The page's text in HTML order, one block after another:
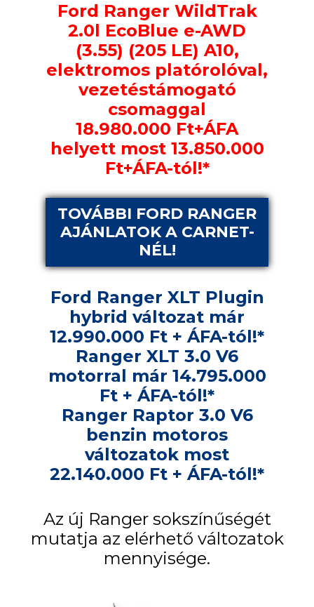
Ford Ranger WildTrak
2.0l EcoBlue e-AWD
(3.55) (205 LE) A10,
elektromos platórolóval,
vezetéstámogató
csomaggal
18.980.000 Ft+ÁFA
helyett most 13.850.000
Ft+ÁFA-tól!*
TOVÁBBI FORD RANGER
AJÁNLATOK A CARNET-
NÉL!
Ford Ranger XLT Plugin
hybrid változat már
12.990.000 Ft + ÁFA-tól!*
Ranger XLT 3.0 V6
motorral már 14.795.000
Ft + ÁFA-tól!*
Ranger Raptor 3.0 V6
benzin motoros
változatok most
22.140.000 Ft + ÁFA-tól!*
Az új Ranger sokszínűségét
mutatja az elérhető változatok
mennyisége.